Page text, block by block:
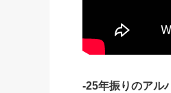
-25年振りのアル